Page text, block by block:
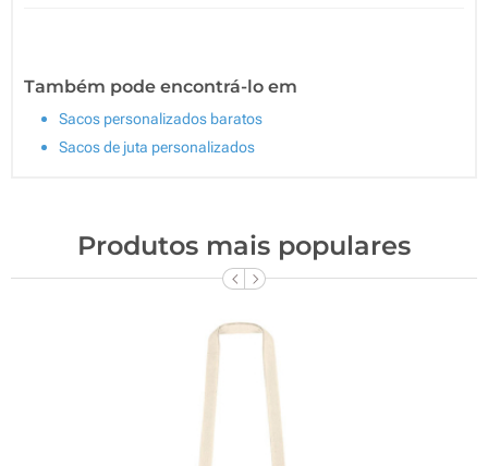
Também pode encontrá-lo em
Sacos personalizados baratos
Sacos de juta personalizados
Produtos mais populares